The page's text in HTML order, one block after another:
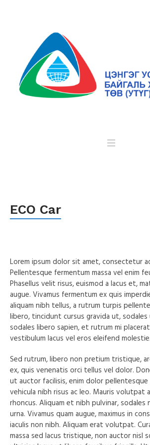
ECO Car
Lorem ipsum dolor sit amet, consectetur
Pellentesque fermentum massa vel enim
Phasellus velit risus, euismod a lacus et,
augue. Vivamus fermentum ex quis
aliquam nibh tellus, a rutrum turpis
libero, tincidunt cursus gravida ut, sodales
sodales libero sapien, et rutrum mi
vestibulum lacus vel eros eleifend molestie.
Sed rutrum, libero non pretium tristique,
ex, quis venenatis orci tellus vel dolor.
ut auctor facilisis, enim dolor
vehicula nibh risus ac leo. Mauris volutpat
rhoncus. Aliquam et nibh pulvinar,
urna. Vivamus quam augue, maximus in
iaculis non nibh. Aliquam erat volutpat.
massa sed lacus tristique, non auctor nisl